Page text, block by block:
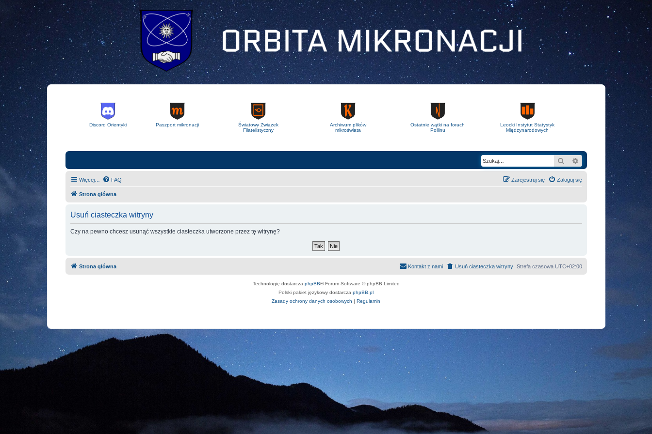
Discord Orientyki Paszport mikronacji
Światowy Związek
Filatelistyczny
Archiwum plików
mikroświata
Ostatnie wątki na forach
Pollinu
Leocki Instytut Statystyk
Międzynarodowych
Szukaj Wyszukiwanie
Więcej… FAQ Zaloguj się
Zarejestruj się
Strona główna
Usuń ciasteczka witryny
Czy na pewno chcesz usunąć wszystkie ciasteczka utworzone przez tę witrynę?
Strona główna Strefa czasowa UTC+02:00
Usuń ciasteczka witryny
Kontakt z nami
Technologię dostarcza phpBB® Forum Software © phpBB Limited
Polski pakiet językowy dostarcza phpBB.pl
Zasady ochrony danych osobowych | Regulamin